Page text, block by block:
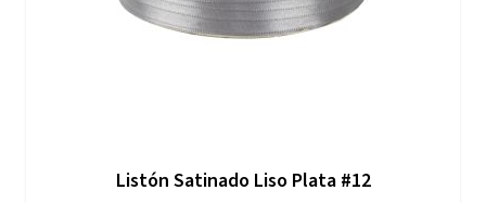
Listón Satinado Liso Plata #12